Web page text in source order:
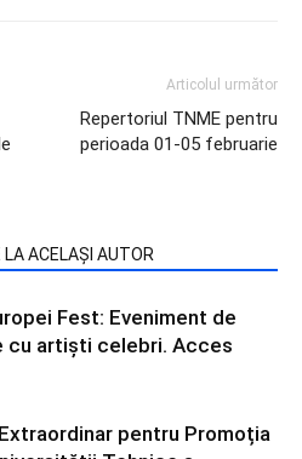
Articolul următor
Repertoriul TNME pentru
perioada 01-05 februarie
LA ACELAȘI AUTOR
Fest: Eveniment de
cu artiști celebri. Acces
pentru Promoția